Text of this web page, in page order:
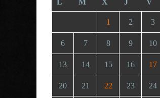
L M X J V
1 2 3
6 7 8 9 10
13 14 15 16 17
20 21 22 23 24